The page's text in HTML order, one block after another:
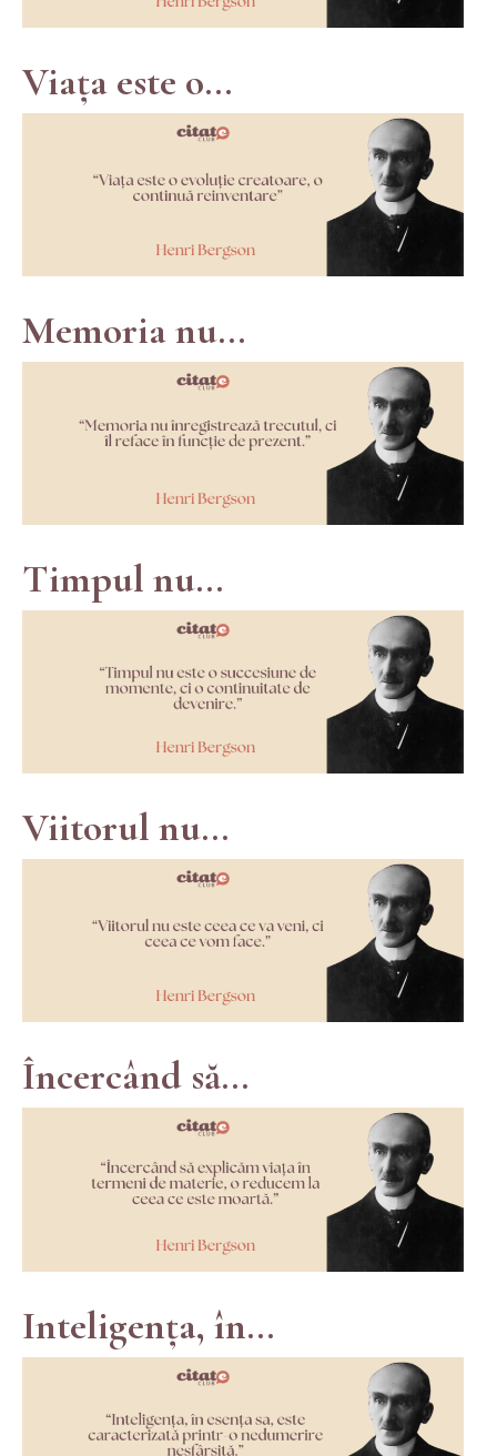
Viața este o...
Memoria nu...
Timpul nu...
Viitorul nu...
Încercând să...
Inteligența, în...